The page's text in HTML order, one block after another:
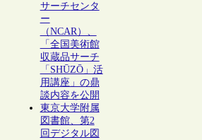
サーチセンタ
ー
（NCAR）、
「全国美術館
収蔵品サーチ
「SHŪZŌ」活
用講座」の鼎
談内容を公開
東京大学附属
図書館、第2
回デジタル図